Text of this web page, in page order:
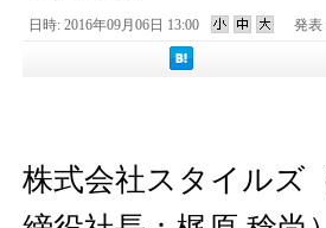
日時: 2016年09月06日 13:00 発表
株式会社スタイルズ